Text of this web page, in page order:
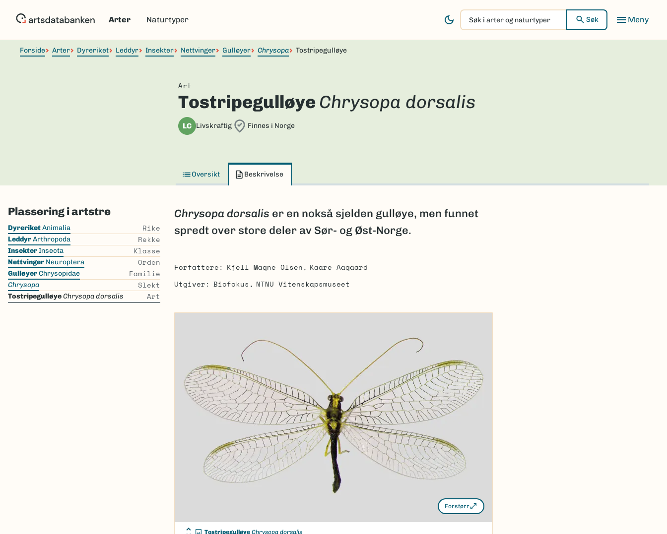
Arter Naturtyper
Søk
i
arter
Søk
Forside Arter Dyreriket Leddyr Insekter Nettvinger Gulløyer Chrysopa Tostripegulløye
Art
Tostripegulløye Chrysopa dorsalis
LC Livskraftig Finnes i Norge
Oversikt Beskrivelse
Plassering i artstre
Skip
the
list
DyreriketAnimalia Rike
LeddyrArthropoda Rekke
InsekterInsecta Klasse
Nettvinger Neuroptera Orden
GulløyerChrysopidae Familie
Chrysopa Slekt
TostripegulløyeChrysopa dorsalis Art
Chrysopa dorsalis er en nokså sjelden gulløye, men funnet
spredt over store deler av Sør- og Øst-Norge.
Forfattere Kjell Magne Olsen
Kaare Aagaard
Utgiver
Biofokus NTNU Vitenskapsmuseet
Forstørr
Tostripegulløye Chrysopa dorsalis